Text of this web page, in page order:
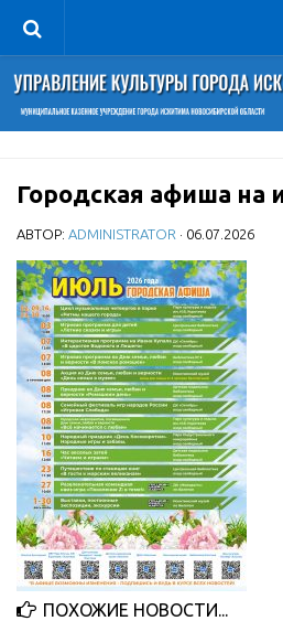
Управление
Руководитель
Структура
Фотогалерея
Документы
Учредительные документы
Правовая база
Противодействие коррупции
Отчеты о деятельности
Учреждения культуры
МБУ Дом культуры «Молодость»
МБУ Дом культуры «Октябрь»
Городская афиша на
АВТОР: ADMINISTRATOR · 06.07.2026
ПОХОЖИЕ НОВОСТИ...